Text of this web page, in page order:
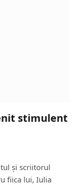
stimulent
și scriitorul
fiica lui, Iulia